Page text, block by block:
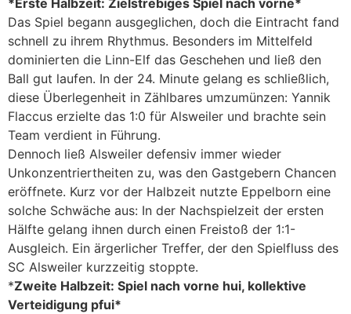
Das Spiel begann ausgeglichen, doch die Eintracht fand
schnell zu ihrem Rhythmus. Besonders im Mittelfeld
dominierten die Linn-Elf das Geschehen und ließ den
Ball gut laufen. In der 24. Minute gelang es schließlich,
diese Überlegenheit in Zählbares umzumünzen: Yannik
Flaccus erzielte das 1:0 für Alsweiler und brachte sein
Team verdient in Führung.
Dennoch ließ Alsweiler defensiv immer wieder
Unkonzentriertheiten zu, was den Gastgebern Chancen
eröffnete. Kurz vor der Halbzeit nutzte Eppelborn eine
solche Schwäche aus: In der Nachspielzeit der ersten
Hälfte gelang ihnen durch einen Freistoß der 1:1-
Ausgleich. Ein ärgerlicher Treffer, der den Spielfluss des
SC Alsweiler kurzzeitig stoppte.
*Zweite Halbzeit: Spiel nach vorne hui, kollektive
Verteidigung pfui*